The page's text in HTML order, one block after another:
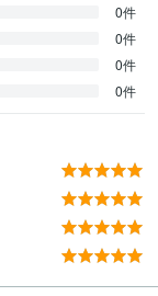
0件
0件
0件
0件